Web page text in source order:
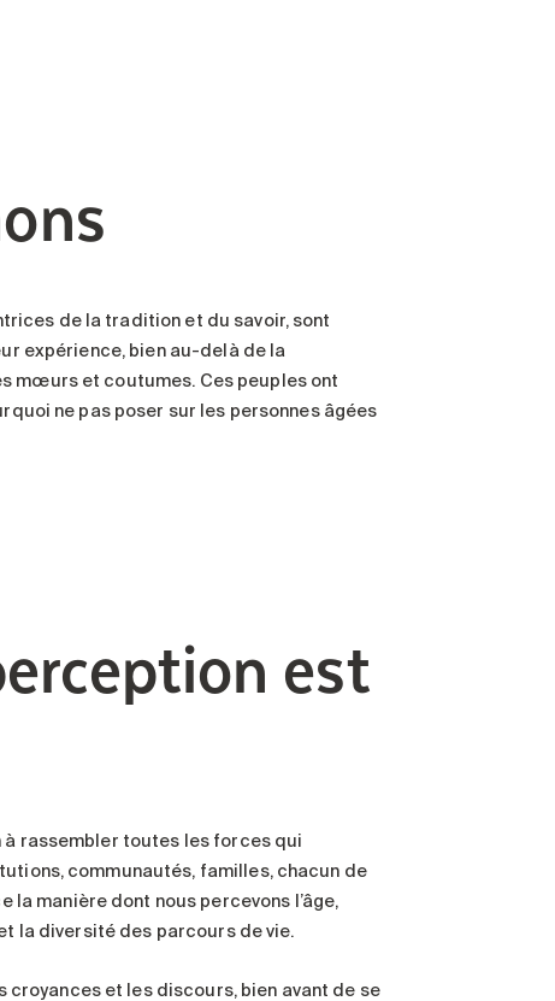
de la tradition et du savoir, sont
expérience, bien au-delà de la
mœurs et coutumes. Ces peuples ont
ne pas poser sur les personnes âgées
est
rassembler toutes les forces qui
communautés, familles, chacun de
la manière dont nous percevons l’âge,
la diversité des parcours de vie.
croyances et les discours, bien avant de se